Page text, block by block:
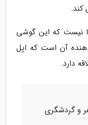
کند.
نیست که این گوشی
آن است که اپل
دارد.
و گردشگری